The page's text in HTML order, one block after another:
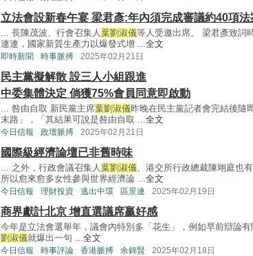
立法會設新春午宴 梁君彥:年內須完成審議約40項法
... 長陳茂波、行會召集人葉劉淑儀等人受邀出席。 梁君彥致詞
連連，國家新質生產力以爆發式增 ...全文
即時新聞 時事脈搏 2025年02月21日
民主黨擬解散 設三人小組跟進
中委集體決定 倘獲75%會員同意即啟動
... 咎由自取 新民黨主席葉劉淑儀昨晚在民主黨記者會完結後隨
末路」，「其結果可說是咎由自取 ...全文
今日信報 政壇脈搏 2025年02月21日
國際級經濟論壇已非舊時味
... 之外，行政會議召集人葉劉淑儀、港交所行政總裁陳翊庭也
所以愈來愈多女性參與世界經濟論 ...全文
今日信報 理財投資 逃出中環 區景連 2025年02月19日
商界獻計北京 增直選議席贏好感
今年是立法會選舉年，議會內特別多「花生」，例如早前辯論
劉淑儀就爆出一句 ...全文
今日信報 時事評論 香港脈搏 余錦賢 2025年02月18日